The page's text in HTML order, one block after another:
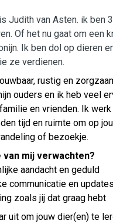
Judith van Asten. ik ben
Of het nu gaat om een
Ik ben dol op dieren
ze verdienen.
rustig en
ouders en ik heb veel
en vrienden. Ik
tijd en ruimte om op
of bezoekje.
van mij verwachten?
aandacht en geduld
communicatie en
zoals jij dat graag hebt
uit om jouw dier(en) te